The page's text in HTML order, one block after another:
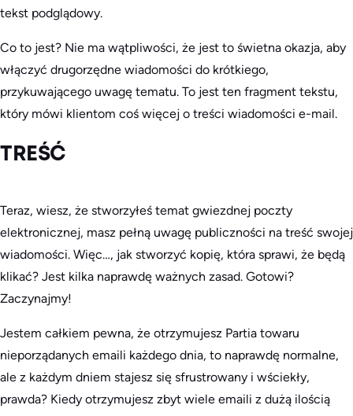
tekst podglądowy.
Co to jest? Nie ma wątpliwości, że jest to świetna okazja, aby
włączyć drugorzędne wiadomości do krótkiego,
przykuwającego uwagę tematu. To jest ten fragment tekstu,
który mówi klientom coś więcej o treści wiadomości e-mail.
TREŚĆ
Teraz, wiesz, że stworzyłeś temat gwiezdnej poczty
elektronicznej, masz pełną uwagę publiczności na treść swojej
wiadomości. Więc…, jak stworzyć kopię, która sprawi, że będą
klikać? Jest kilka naprawdę ważnych zasad. Gotowi?
Zaczynajmy!
Jestem całkiem pewna, że otrzymujesz Partia towaru
nieporządanych emaili każdego dnia, to naprawdę normalne,
ale z każdym dniem stajesz się sfrustrowany i wściekły,
prawda? Kiedy otrzymujesz zbyt wiele emaili z dużą ilością